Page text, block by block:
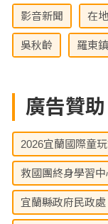
影音新聞 在
吳秋齡 羅東
廣告贊助
2026宜蘭國際童
救國團終身學習中
宜蘭縣政府民政處